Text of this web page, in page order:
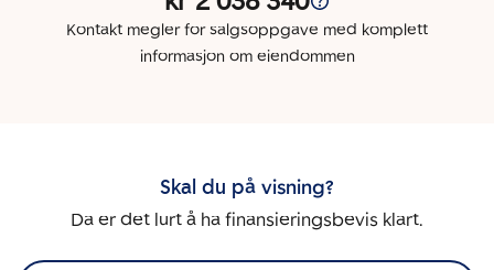
Kontakt megler for salgsoppgave med komplett
informasjon om eiendommen
Skal du på visning?
Da er det lurt å ha finansieringsbevis klart.